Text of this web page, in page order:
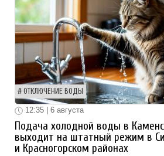
ОТКЛЮЧЕНИЕ ВОДЫ
12:35 | 6 августа
Подача холодной воды в
выходит на штатный режим в
и Красногорском районах